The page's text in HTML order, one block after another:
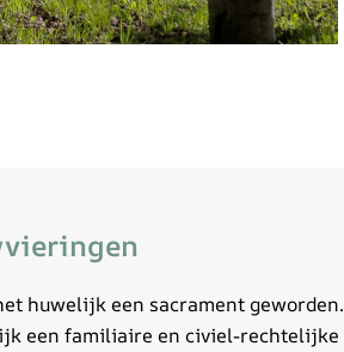
huwelijk een sacrament geworden.
een familiaire en civiel-rechtelijke